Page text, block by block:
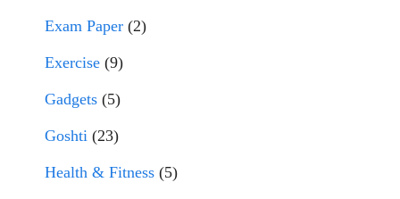
Exam Paper (2)
Exercise (9)
Gadgets (5)
Goshti (23)
Health & Fitness (5)